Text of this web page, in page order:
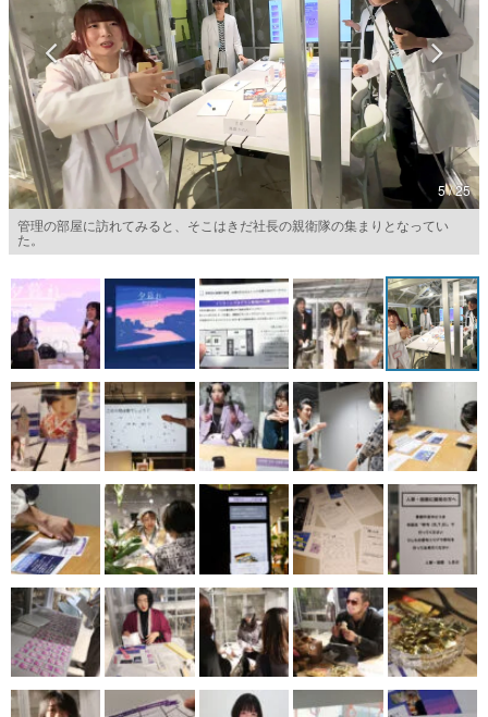
イニーP氏が徹底調査。
カテゴリ
特集記事
マンガ
女性向け
アプリレビュー
その他
電ファミニコゲーマーとは？
運営：株式会社マレ
5 / 25
管理の部屋に訪れてみると、そこはきだ社長の親衛隊の集まりとなってい
た。